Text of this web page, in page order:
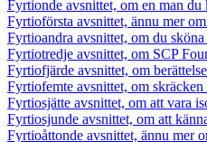
Fyrtionde avsnittet, om en man du
Fyrtioförsta avsnittet, ännu mer
Fyrtioandra avsnittet, om du
Fyrtiotredje avsnittet, om SCP
Fyrtiofjärde avsnittet, om
Fyrtiofemte avsnittet, om
Fyrtiosjätte avsnittet, om att vara
Fyrtiosjunde avsnittet, om att
Fyrtioåttonde avsnittet, ännu mer